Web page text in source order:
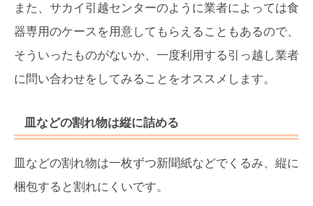
また、サカイ引越センターのように業者によっては食
器専用のケースを用意してもらえることもあるので、
そういったものがないか、一度利用する引っ越し業者
に問い合わせをしてみることをオススメします。
皿などの割れ物は縦に詰める
皿などの割れ物は一枚ずつ新聞紙などでくるみ、縦に
梱包すると割れにくいです。